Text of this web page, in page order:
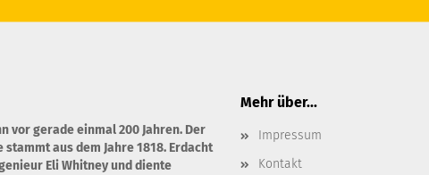
vor gerade einmal 200 Jahren. Der
aus dem Jahre 1818. Erdacht
Eli Whitney und diente
Mehr über...
Impressum
Kontakt